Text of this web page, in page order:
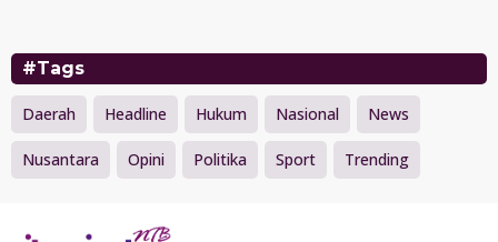
#Tags
Daerah Headline Hukum Nasional News
Nusantara Opini Politika Sport Trending